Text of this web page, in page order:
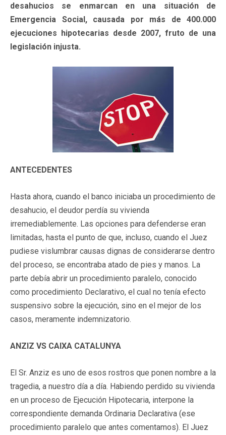
desahucios se enmarcan en una situación de
Emergencia Social, causada por más de 400.000
ejecuciones hipotecarias desde 2007, fruto de una
legislación injusta.
ANTECEDENTES
Hasta ahora, cuando el banco iniciaba un procedimiento de
desahucio, el deudor perdía su vivienda
irremediablemente. Las opciones para defenderse eran
limitadas, hasta el punto de que, incluso, cuando el Juez
pudiese vislumbrar causas dignas de considerarse dentro
del proceso, se encontraba atado de pies y manos. La
parte debía abrir un procedimiento paralelo, conocido
como procedimiento Declarativo, el cual no tenía efecto
suspensivo sobre la ejecución, sino en el mejor de los
casos, meramente indemnizatorio.
ANZIZ VS CAIXA CATALUNYA
El Sr. Anziz es uno de esos rostros que ponen nombre a la
tragedia, a nuestro día a día. Habiendo perdido su vivienda
en un proceso de Ejecución Hipotecaria, interpone la
correspondiente demanda Ordinaria Declarativa (ese
procedimiento paralelo que antes comentamos). El Juez